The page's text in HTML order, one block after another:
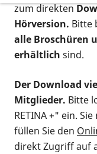
zum direkten
Hörversion. Bitte
alle Broschüren
erhältlich sind.
Der Download
Mitglieder. Bitte
RETINA +" ein.
füllen Sie den
direkt Zugriff auf